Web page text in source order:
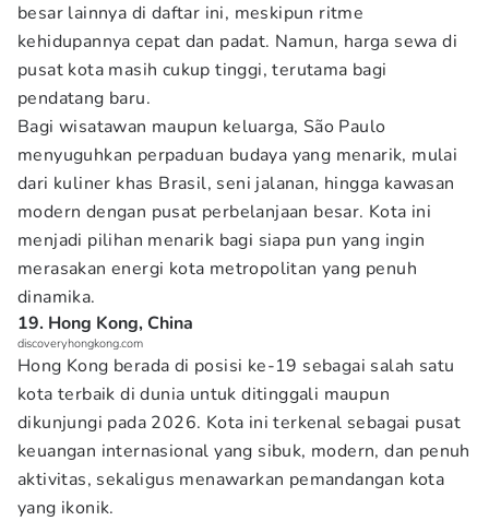
besar lainnya di daftar ini, meskipun ritme
kehidupannya cepat dan padat. Namun, harga sewa di
pusat kota masih cukup tinggi, terutama bagi
pendatang baru.
Bagi wisatawan maupun keluarga, São Paulo
menyuguhkan perpaduan budaya yang menarik, mulai
dari kuliner khas Brasil, seni jalanan, hingga kawasan
modern dengan pusat perbelanjaan besar. Kota ini
menjadi pilihan menarik bagi siapa pun yang ingin
merasakan energi kota metropolitan yang penuh
dinamika.
19. Hong Kong, China
discoveryhongkong.com
Hong Kong berada di posisi ke-19 sebagai salah satu
kota terbaik di dunia untuk ditinggali maupun
dikunjungi pada 2026. Kota ini terkenal sebagai pusat
keuangan internasional yang sibuk, modern, dan penuh
aktivitas, sekaligus menawarkan pemandangan kota
yang ikonik.